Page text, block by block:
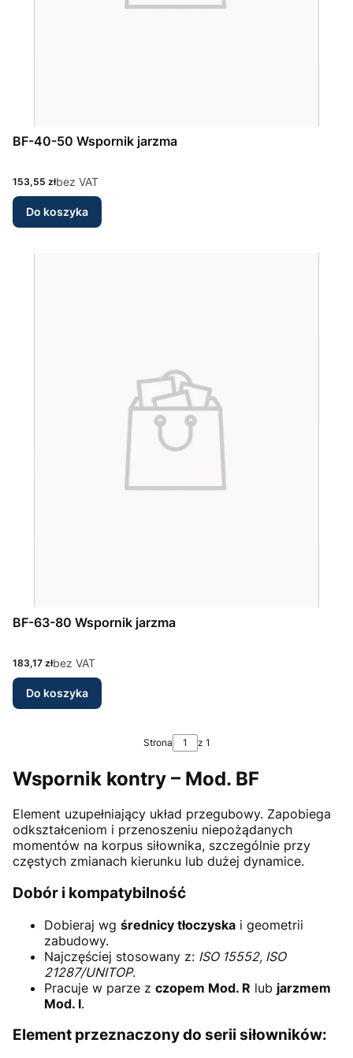
BF-40-50 Wspornik jarzma
Cena
153,55 złbez VAT
Do koszyka
BF-63-80 Wspornik jarzma
Cena
183,17 złbez VAT
Do koszyka
Strona z 1
Wspornik kontry – Mod. BF
Element uzupełniający układ przegubowy. Zapobiega
odkształceniom i przenoszeniu niepożądanych
momentów na korpus siłownika, szczególnie przy
częstych zmianach kierunku lub dużej dynamice.
Dobór i kompatybilność
Dobieraj wg średnicy tłoczyska i geometrii
zabudowy.
Najczęściej stosowany z: ISO 15552, ISO
21287/UNITOP.
Pracuje w parze z czopem Mod. R lub jarzmem
Mod. I.
Element przeznaczony do serii siłowników: